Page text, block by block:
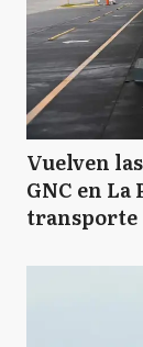
Vuelven
GNC en
transporte